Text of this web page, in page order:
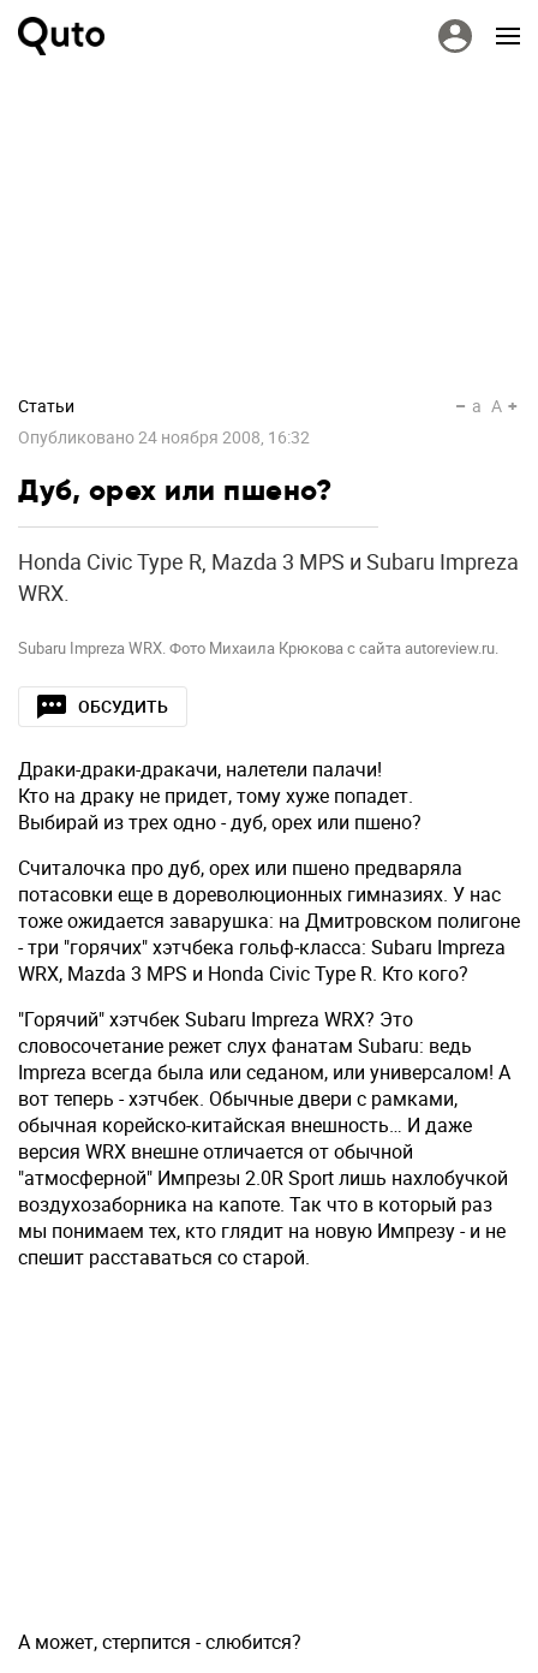
Статьи
Опубликовано24 ноября 2008, 16:32
a A
Дуб, орех или пшено?
Honda Civic Type R, Mazda 3 MPS и Subaru Impreza
WRX.
Subaru Impreza WRX. Фото Михаила Крюкова с сайта autoreview.ru.
ОБСУДИТЬ
Драки-драки-дракачи, налетели палачи!
Кто на драку не придет, тому хуже попадет.
Выбирай из трех одно - дуб, орех или пшено?
Считалочка про дуб, орех или пшено предваряла
потасовки еще в дореволюционных гимназиях. У нас
тоже ожидается заварушка: на Дмитровском полигоне
- три "горячих" хэтчбека гольф-класса: Subaru Impreza
WRX, Mazda 3 MPS и Honda Civic Type R. Кто кого?
"Горячий" хэтчбек Subaru Impreza WRX? Это
словосочетание режет слух фанатам Subaru: ведь
Impreza всегда была или седаном, или универсалом! А
вот теперь - хэтчбек. Обычные двери с рамками,
обычная корейско-китайская внешность… И даже
версия WRX внеш­не отличается от обычной
"атмосферной" Импрезы 2.0R Sport лишь нахлобучкой
воздухозаборника на капоте. Так что в который раз
мы понимаем тех, кто глядит на новую Импрезу - и не
спешит расставаться со старой.
А может, стерпится - слюбится?